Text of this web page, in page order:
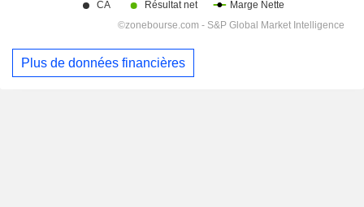
Plus de données financières